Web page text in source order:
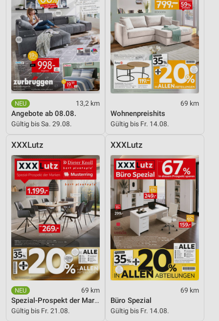
13,2 km
Angebote ab 08.08.
Gültig bis Sa. 29.08.
69 km
Wohnenpreishits
Gültig bis Fr. 14.08.
XXXLutz
69 km
Spezial-Prospekt der Marken
Gültig bis Fr. 21.08.
XXXLutz
69 km
Büro Spezial
Gültig bis Fr. 14.08.
Entwicklung und Verbesserung der Angebote
Verwendung reduzierter Daten zur Auswahl von
Inhalten
IAB-Besonderheiten:
Verwendung genauer Standortdaten
Geräte anhand von aktiv angeforderten
Informationen identifizieren
Nicht-IAB-Verarbeitungszwecke:
Funktional
Werbung